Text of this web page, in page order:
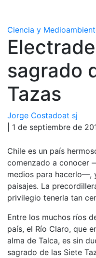
Ciencia y
sagrado
Tazas
Jorge Costadoat sj
| 1 de septiembre de
Chile es un país
comenzado a conocer
medios para hacerlo—,
paisajes. La
privilegio tenerla tan
Entre los muchos ríos
país, el Río Claro, que
alma de Talca, es sin
sagrado de las Siete